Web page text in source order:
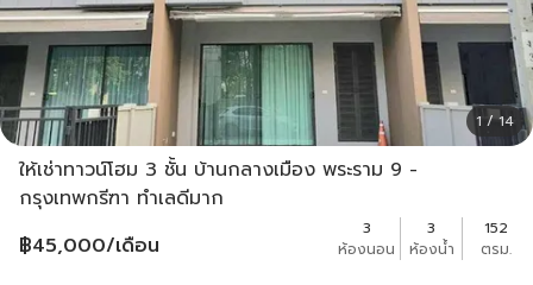
1 / 14
ให้เช่าทาวน์โฮม 3 ชั้น บ้านกลางเมือง พระราม 9 -
กรุงเทพกรีฑา ทำเลดีมาก
฿45,000/เดือน
3
ห้องนอน
3
ห้องน้ำ
152
ตรม.